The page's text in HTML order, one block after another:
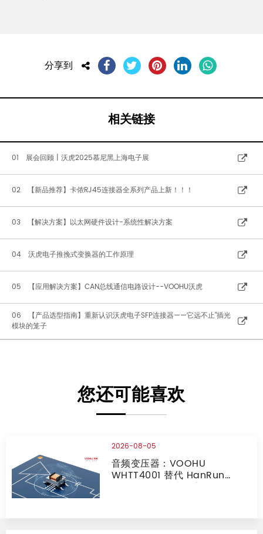
分享到
相关链接
01 展会回顾 | 沃虎2025慕尼黑上海电子展
02 【新品推荐】卡侬RJ45连接器全系列产品上新！！！
03 【解决方案】以太网硬件设计-系统性解决方案
04 沃虎电子推挽式变换器的工作原理
05 【应用解决方案】CAN总线通信电路设计--VOOHU沃虎
06 【产品选型指南】重新认识沃虎电子SFP连接器——它远不止”插光
模块的笼子
您还可能喜欢
2026-08-05
音频变压器：VOOHU
WHTT4001 替代 HanRun
HR228434 对比报告